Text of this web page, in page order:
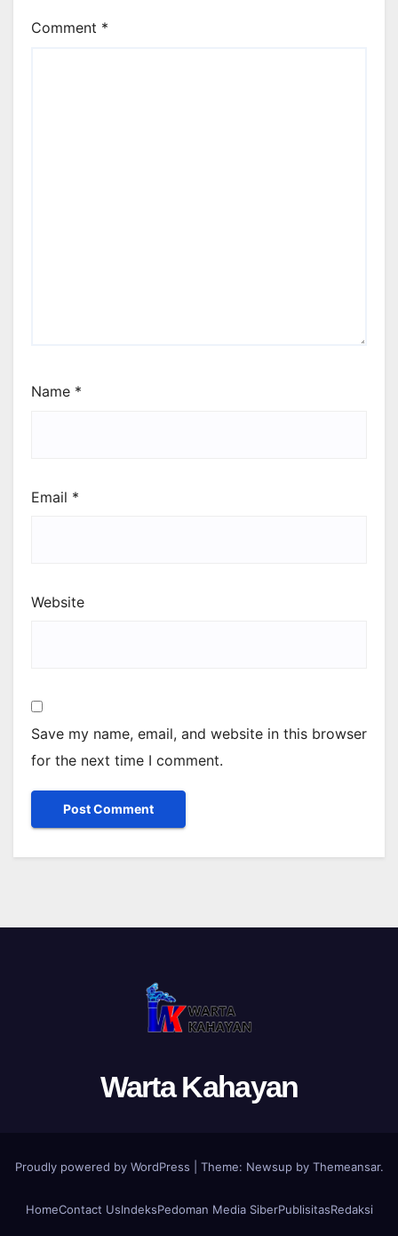
Comment *
Name *
Email *
Website
Save my name, email, and website in this browser
for the next time I comment.
Warta Kahayan
Proudly powered by WordPress Theme: Newsup by Themeansar.
HomeContact UsIndeksPedoman Media SiberPublisitasRedaksi